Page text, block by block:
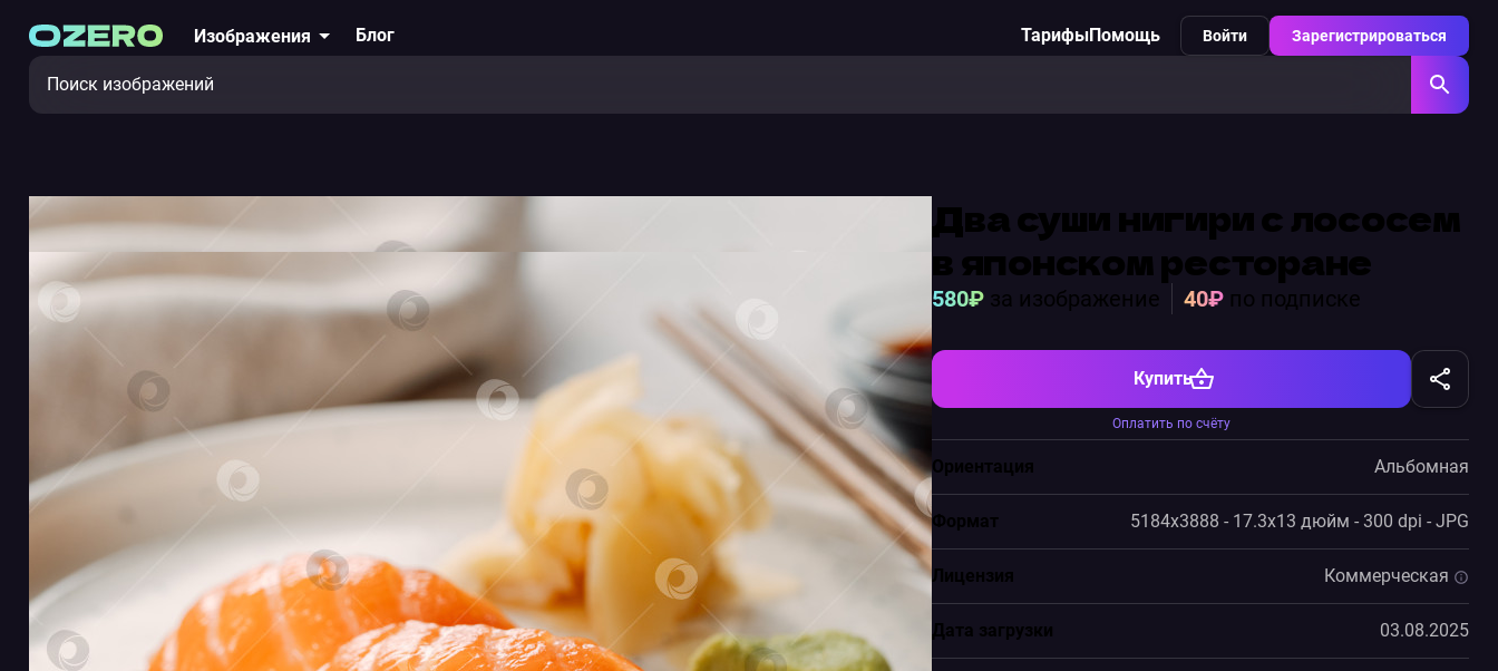
Изображения Блог ТарифыПомощь Войти Зарегистрироваться
Два суши нигири с лососем
в японском ресторане
580₽ за изображение 40₽ по подписке
Купить
Оплатить по счёту
Ориентация Альбомная
Формат 5184x3888 - 17.3x13 дюйм - 300 dpi - JPG
Лицензия Коммерческая
Дата загрузки 03.08.2025